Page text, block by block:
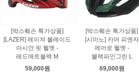
[박스훼손 특가상품]
[LAZER] 레이져 블레이드
아시안 핏 헬멧 -
레드매트블랙 M
59,000원
[박스훼손 특가상품]
[시마노] 카머 피엔자
에어로 헬멧 -
블랙파인그린 L
69,000원